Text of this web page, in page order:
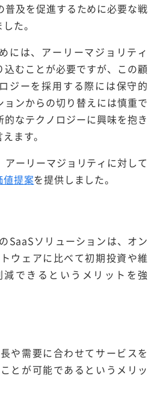
及を促進するために必要な戦
た。
には、アーリーマジョリティ
込むことが必要ですが、この顧
ジーを採用する際には保守的
ンからの切り替えには慎重で
なテクノロジーに興味を抱き
ます。
ーリーマジョリティに対して
提案を提供しました。
SaaSソリューションは、オン
ウェアに比べて初期投資や維
できるというメリットを強
や需要に合わせてサービスを
とが可能であるというメリッ